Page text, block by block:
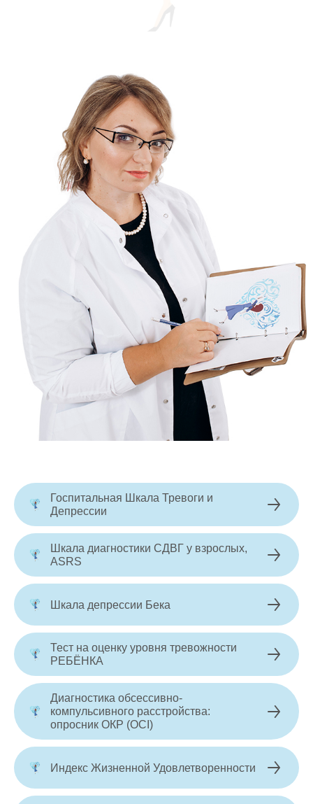
Госпитальная Шкала Тревоги и
Депрессии
Шкала диагностики СДВГ у взрослых,
ASRS
Шкала депрессии Бека
Тест на оценку уровня тревожности
РЕБЁНКА
Диагностика обсессивно-
компульсивного расстройства:
опросник ОКР (OCI)
Индекс Жизненной Удовлетворенности